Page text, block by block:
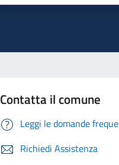
Contatta il comune
Leggi le domande
Richiedi Assistenza